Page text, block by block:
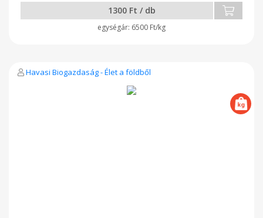
1300 Ft / db
6500 Ft/kg
Havasi Biogazdaság - Élet a földből